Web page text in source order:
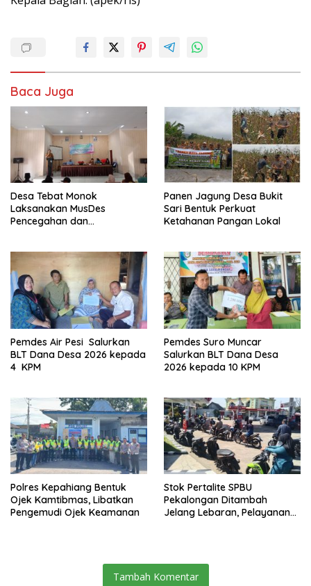
Baca Juga
Desa Tebat Monok
Laksanakan MusDes
Pencegahan dan
Panen Jagung Desa Bukit
Sari Bentuk Perkuat
Ketahanan Pangan Lokal
Pemdes Air Pesi Salurkan
BLT Dana Desa 2026 kepada
4 KPM
Pemdes Suro Muncar
Salurkan BLT Dana Desa
2026 kepada 10 KPM
Polres Kepahiang Bentuk
Ojek Kamtibmas, Libatkan
Pengemudi Ojek Keamanan
Stok Pertalite SPBU
Pekalongan Ditambah
Jelang Lebaran, Pelayanan
Tambah Komentar